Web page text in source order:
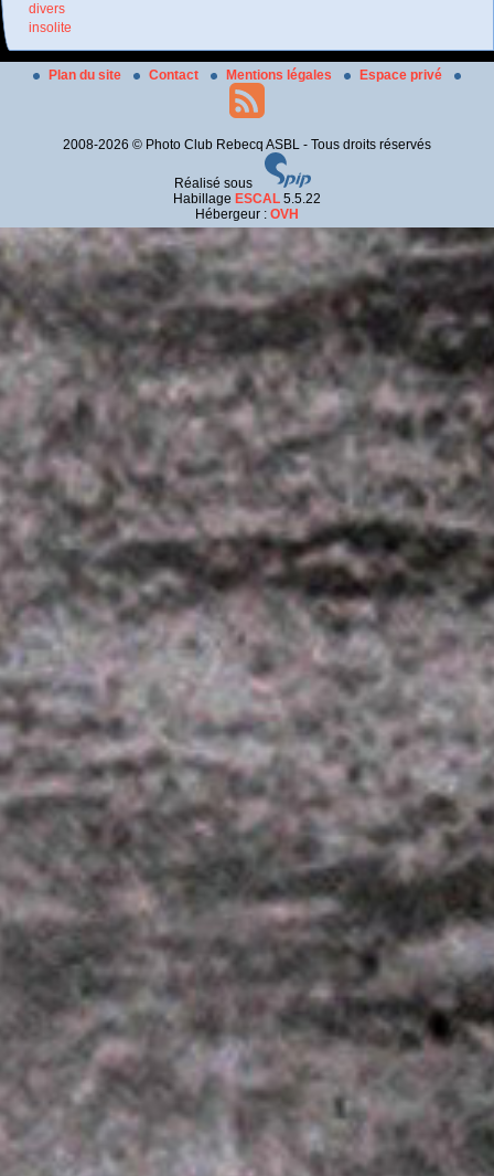
divers
insolite
Plan du site Contact Mentions légales Espace privé
2008-2026 © Photo Club Rebecq ASBL - Tous droits réservés
Réalisé sous
Habillage ESCAL 5.5.22
Hébergeur : OVH